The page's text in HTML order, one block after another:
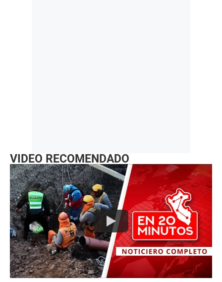
VIDEO RECOMENDADO